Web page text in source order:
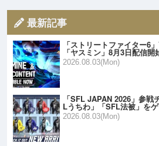
最新記事
「ストリートファイター6
「ヤスミン」8月3日配信
2026.08.03(Mon)
「SFL JAPAN 2026」参
Lうちわ」「SFL法被」を
2026.08.03(Mon)